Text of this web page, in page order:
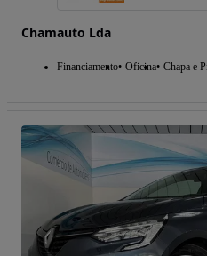
Chamauto Lda
Financiamento Oficina Chapa e